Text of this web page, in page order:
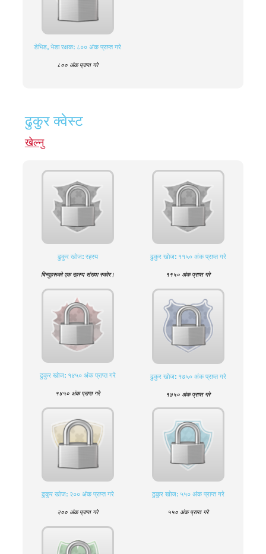
डेभिड, भेडा रक्षक: ८०० अंक प्राप्त गरे
८०० अंक प्राप्त गरे
ढुकुर क्वेस्ट
खेल्नु
ढुकुर खाेज: रहस्य
बिन्दुहरूको एक रहस्य संख्या स्कोर।
ढुकुर खाेज: ११५० अंक प्राप्त गरे
११५० अंक प्राप्त गरे
ढुकुर खाेज: १४५० अंक प्राप्त गरे
१४५० अंक प्राप्त गरे
ढुकुर खाेज: १७५० अंक प्राप्त गरे
१७५० अंक प्राप्त गरे
ढुकुर खाेज: २०० अंक प्राप्त गरे
२०० अंक प्राप्त गरे
ढुकुर खाेज: ५५० अंक प्राप्त गरे
५५० अंक प्राप्त गरे